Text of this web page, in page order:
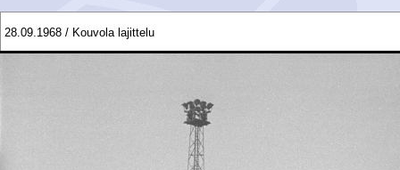
28.09.1968 / Kouvola lajittelu